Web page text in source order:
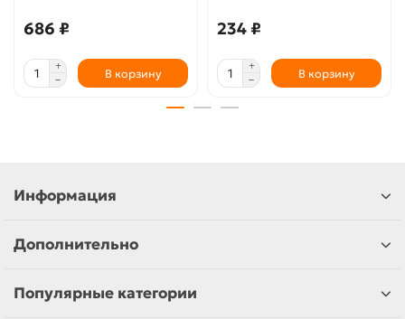
686 ₽
В корзину
234 ₽
В корзину
Информация
Дополнительно
Популярные категории